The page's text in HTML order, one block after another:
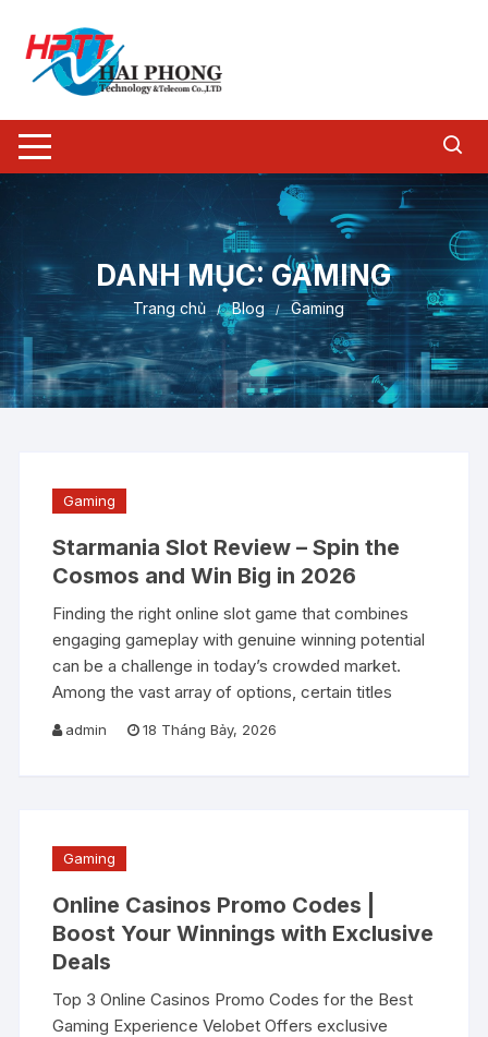
dung
DANH MỤC:GAMING
Trang chủ Blog Gaming
Gaming
Starmania Slot Review – Spin the
Cosmos and Win Big in 2026
Finding the right online slot game that combines
engaging gameplay with genuine winning potential
can be a challenge in today’s crowded market.
Among the vast array of options, certain titles
admin 18 Tháng Bảy, 2026
Gaming
Online Casinos Promo Codes |
Boost Your Winnings with Exclusive
Deals
Top 3 Online Casinos Promo Codes for the Best
Gaming Experience Velobet Offers exclusive